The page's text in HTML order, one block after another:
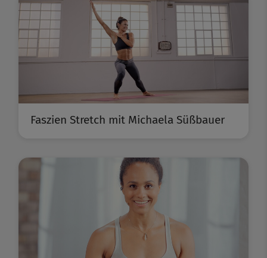
Faszien Stretch mit Michaela Süßbauer